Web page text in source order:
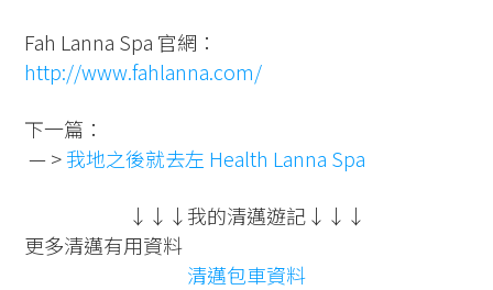
Fah Lanna Spa 官網：
http://www.fahlanna.com/
下一篇：
— >我地之後就去左 Health Lanna Spa
↓↓↓我的清邁遊記↓↓↓
更多清邁有用資料
清邁包車資料